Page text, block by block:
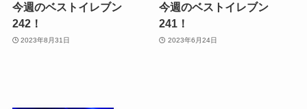
今週のベストイレブン
242！
2023年8月31日
今週のベストイレブン
241！
2023年6月24日